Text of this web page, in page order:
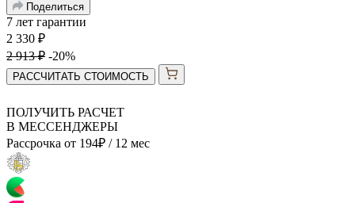
Поделиться
7 лет гарантии
2 330 ₽
2 913₽ -20%
РАССЧИТАТЬ СТОИМОСТЬ
ПОЛУЧИТЬ РАСЧЕТ
В МЕССЕНДЖЕРЫ
Рассрочка от 194₽ / 12 мес